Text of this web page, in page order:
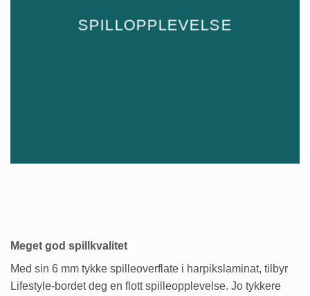
SPILLOPPLEVELSE
Meget god spillkvalitet
Med sin 6 mm tykke spilleoverflate i harpikslaminat, tilbyr
Lifestyle-bordet deg en flott spilleopplevelse. Jo tykkere